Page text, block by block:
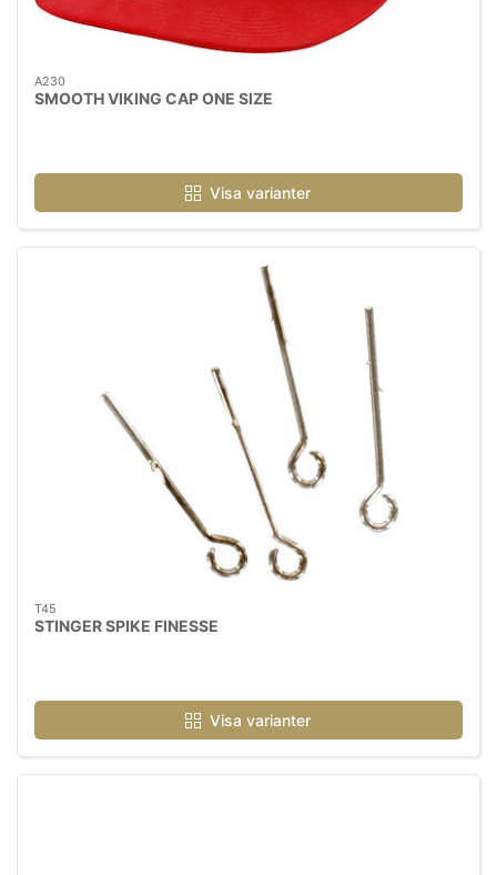
A230
SMOOTH VIKING CAP ONE SIZE
Visa varianter
T45
STINGER SPIKE FINESSE
Visa varianter